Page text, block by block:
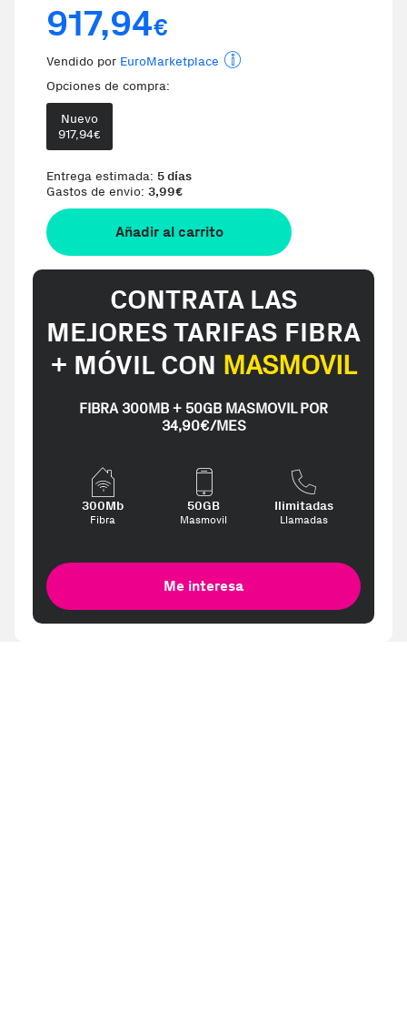
917,94€
Vendido por EuroMarketplace
Opciones de compra:
Nuevo
917,94€
Entrega estimada: 5 días
Gastos de envio: 3,99€
Añadir al carrito
CONTRATA LAS
MEJORES TARIFAS FIBRA
+ MÓVIL CON MASMOVIL
FIBRA 300MB + 50GB MASMOVIL POR
34,90€/MES
300Mb
Fibra
50GB
Masmovil
Ilimitadas
Llamadas
Me interesa